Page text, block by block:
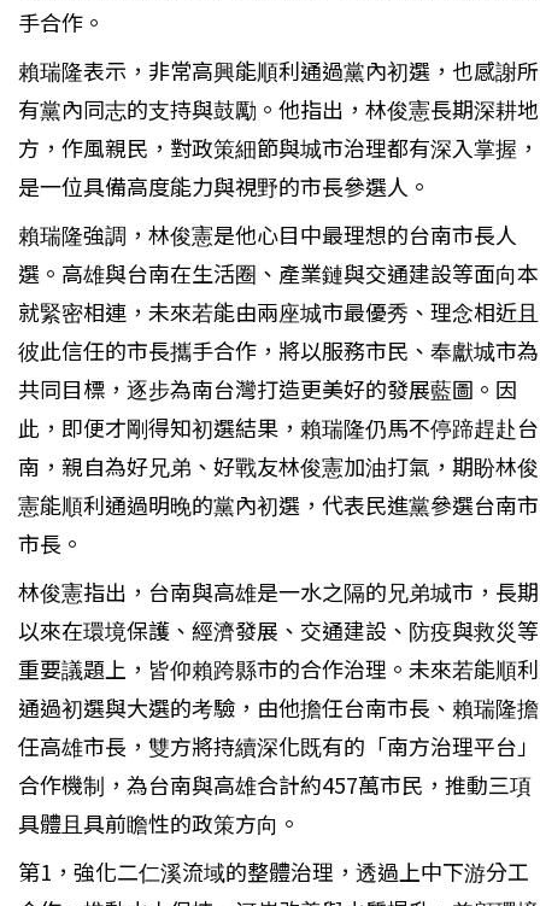
手合作。
賴瑞隆表示，非常高興能順利通過黨內初選，也感謝所
有黨內同志的支持與鼓勵。他指出，林俊憲長期深耕地
方，作風親民，對政策細節與城市治理都有深入掌握，
是一位具備高度能力與視野的市長參選人。
賴瑞隆強調，林俊憲是他心目中最理想的台南市長人
選。高雄與台南在生活圈、產業鏈與交通建設等面向本
就緊密相連，未來若能由兩座城市最優秀、理念相近且
彼此信任的市長攜手合作，將以服務市民、奉獻城市為
共同目標，逐步為南台灣打造更美好的發展藍圖。因
此，即便才剛得知初選結果，賴瑞隆仍馬不停蹄趕赴台
南，親自為好兄弟、好戰友林俊憲加油打氣，期盼林俊
憲能順利通過明晚的黨內初選，代表民進黨參選台南市
市長。
林俊憲指出，台南與高雄是一水之隔的兄弟城市，長期
以來在環境保護、經濟發展、交通建設、防疫與救災等
重要議題上，皆仰賴跨縣市的合作治理。未來若能順利
通過初選與大選的考驗，由他擔任台南市長、賴瑞隆擔
任高雄市長，雙方將持續深化既有的「南方治理平台」
合作機制，為台南與高雄合計約457萬市民，推動三項
具體且具前瞻性的政策方向。
第1，強化二仁溪流域的整體治理，透過上中下游分工